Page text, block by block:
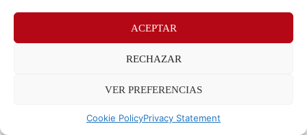
ACEPTAR
RECHAZAR
VER PREFERENCIAS
Cookie PolicyPrivacy Statement